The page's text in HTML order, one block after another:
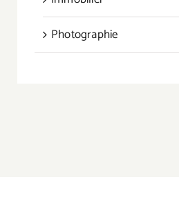
Photographie